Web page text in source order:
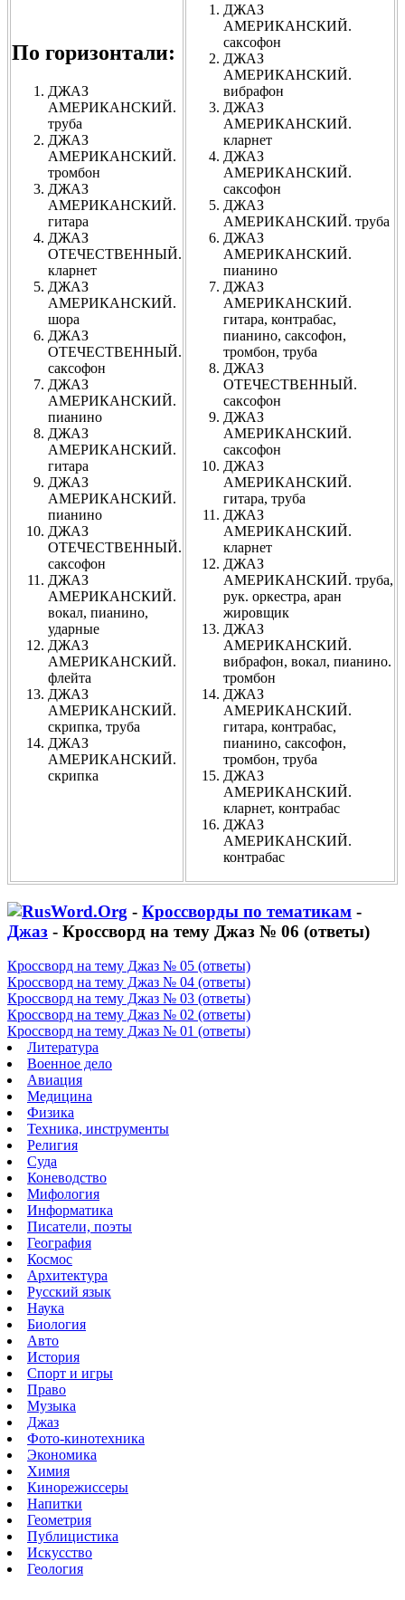
По горизонтали:
ДЖАЗ
АМЕРИКАНСКИЙ.
труба
ДЖАЗ
АМЕРИКАНСКИЙ.
тромбон
ДЖАЗ
АМЕРИКАНСКИЙ.
гитара
ДЖАЗ
ОТЕЧЕСТВЕННЫЙ.
кларнет
ДЖАЗ
АМЕРИКАНСКИЙ.
шора
ДЖАЗ
ОТЕЧЕСТВЕННЫЙ.
саксофон
ДЖАЗ
АМЕРИКАНСКИЙ.
пианино
ДЖАЗ
АМЕРИКАНСКИЙ.
гитара
ДЖАЗ
АМЕРИКАНСКИЙ.
пианино
ДЖАЗ
ОТЕЧЕСТВЕННЫЙ.
саксофон
ДЖАЗ
АМЕРИКАНСКИЙ.
вокал, пианино,
ударные
ДЖАЗ
АМЕРИКАНСКИЙ.
флейта
ДЖАЗ
АМЕРИКАНСКИЙ.
скрипка, труба
ДЖАЗ
АМЕРИКАНСКИЙ.
скрипка
ДЖАЗ
АМЕРИКАНСКИЙ.
саксофон
ДЖАЗ
АМЕРИКАНСКИЙ.
вибрафон
ДЖАЗ
АМЕРИКАНСКИЙ.
кларнет
ДЖАЗ
АМЕРИКАНСКИЙ.
саксофон
ДЖАЗ
АМЕРИКАНСКИЙ. труба
ДЖАЗ
АМЕРИКАНСКИЙ.
пианино
ДЖАЗ
АМЕРИКАНСКИЙ.
гитара, контрабас,
пианино, саксофон,
тромбон, труба
ДЖАЗ
ОТЕЧЕСТВЕННЫЙ.
саксофон
ДЖАЗ
АМЕРИКАНСКИЙ.
саксофон
ДЖАЗ
АМЕРИКАНСКИЙ.
гитара, труба
ДЖАЗ
АМЕРИКАНСКИЙ.
кларнет
ДЖАЗ
АМЕРИКАНСКИЙ. труба,
рук. оркестра, аран
жировщик
ДЖАЗ
АМЕРИКАНСКИЙ.
вибрафон, вокал, пианино.
тромбон
ДЖАЗ
АМЕРИКАНСКИЙ.
гитара, контрабас,
пианино, саксофон,
тромбон, труба
ДЖАЗ
АМЕРИКАНСКИЙ.
кларнет, контрабас
ДЖАЗ
АМЕРИКАНСКИЙ.
контрабас
- Кроссворды по тематикам -
Джаз - Кроссворд на тему Джаз № 06 (ответы)
Кроссворд на тему Джаз № 05 (ответы)
Кроссворд на тему Джаз № 04 (ответы)
Кроссворд на тему Джаз № 03 (ответы)
Кроссворд на тему Джаз № 02 (ответы)
Кроссворд на тему Джаз № 01 (ответы)
Литература
Военное дело
Авиация
Медицина
Физика
Техника, инструменты
Религия
Суда
Коневодство
Мифология
Информатика
Писатели, поэты
География
Космос
Архитектура
Русский язык
Наука
Биология
Авто
История
Спорт и игры
Право
Музыка
Джаз
Фото-кинотехника
Экономика
Химия
Кинорежиссеры
Напитки
Геометрия
Публицистика
Искусство
Геология